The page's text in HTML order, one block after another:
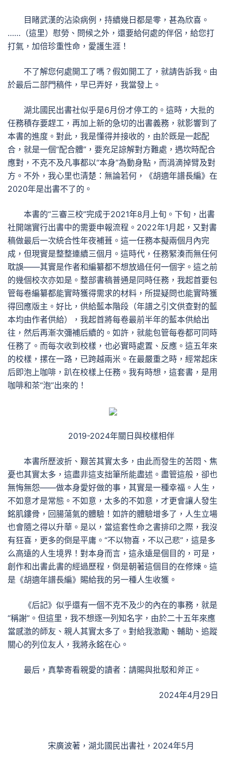
目睹武漢的沾染病例，持續幾日都是零，甚為欣喜。
……（這里）慰勞、問候之外，還要給何處的伴侶，給您打
打氣，加倍珍重性命，愛護生涯！
不了解您何處開工了嗎？假如開工了，就請告訴我。由
於最后二部門稿件，早已弄好，我當發上。
湖北國民出書社似乎是6月份才停工的。這時，大批的
任務積存要趕工，再加上新的急切的出書義務，就影響到了
本書的進度。對此，我是懂得并接收的，由於既是一起配
合，就是一個“配合體”，要充足諒解對方難處，遇坎時配合
應對，不克不及凡事都以“本身”為動身點，而涓滴掉臂及對
方。不外，我心里也清楚：無論若何，《胡適年譜長編》在
2020年是出書不了的。
本書的“三審三校”完成于2021年8月上旬。下旬，出書
社開端實行出書中的需要申報流程。2022年1月起，又對書
稿做最后一次統合性年夜補葺。這一任務本擬兩個月內完
成，但現實是整整連續三個月。這時代，任務緊湊而無任何
耽誤——其實是作者和編纂都不想放過任何一個字。這之前
的幾個校次亦如是。整部書稿普通是同時任務，我起首要包
管每卷編纂都能實時獲得需求的材料，所提疑問也能實時獲
得回應版主。好比，供給藍本階段（年譜之引文供查對的藍
本均由作者供給），我起首將每卷最前半年的藍本供給出
往，然后再漸次彌補后續的。如許，就能包管每卷都可同時
任務了。而每次收到校樣，也必實時處置、反應。這五年來
的校樣，摞在一路，已跨越兩米。在最嚴重之時，經常起床
后即泡上咖啡，趴在校樣上任務。我有時想，這套書，是用
咖啡和茶“泡”出來的！
2019-2024年關日與校樣相伴
本書所歷波折、艱苦其實太多，由此而發生的苦悶、焦
憂也其實太多，這盡非這支拙筆所能盡述。盡管這般，卻也
無悔無怨——做本身愛好做的事，其實是一種幸福。人生，
不如意才是常態。不如意，太多的不如意，才更會讓人發生
銘肌鏤骨，回腸蕩氣的體驗！如許的體驗增多了，人生立場
也會隨之得以升華。是以，當這套性命之書排印之際，我沒
有狂喜，更多的倒是平庸。“不以物喜，不以己悲”，這是多
么高遠的人生境界！對本身而言，這永遠是個目的，可是，
創作和出書此書的經過歷程，倒是朝著這個目的在修煉。這
是《胡適年譜長編》賜給我的另一種人生收獲。
《后記》似乎還有一個不克不及少的內在的事務，就是
“稱謝”。但這里，我不想逐一列知名字，由於二十五年來應
當感激的師友、親人其實太多了。對給我激勵、輔助、追蹤
關心的列位友人，我將永銘在心。
最后，真摯寄看親愛的讀者：請賜與批駁和斧正。
2024年4月29日
宋廣波著，湖北國民出書社，2024年5月